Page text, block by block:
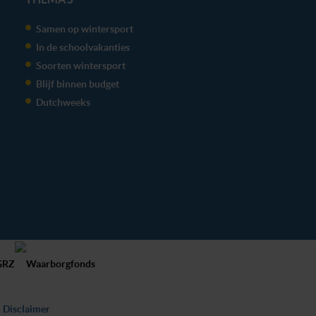
Samen op wintersport
In de schoolvakanties
Soorten wintersport
Blijf binnen budget
Dutchweeks
Disclaimer